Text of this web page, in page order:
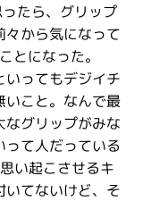
たら、グリップ
々から気になって
とになった。
いってもデジイチ
いこと。なんで最
なグリップがみな
て人だっている
い起こさせるキ
いてないけど、そ